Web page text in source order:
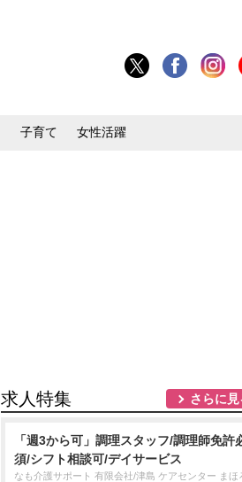
子育て 女性活躍
求人特集 さらに見
「週3から可」調理スタッフ/調理師免許
須/シフト相談可/デイサービス
なも介護サポート 有限会社/津島 ケアセンター まほ